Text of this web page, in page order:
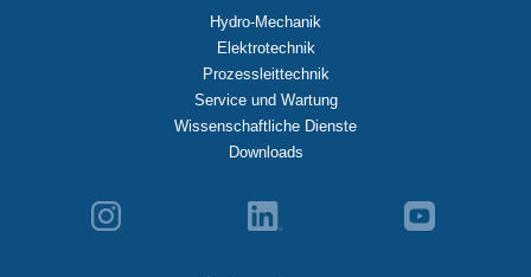
Hydro-Mechanik
Elektrotechnik
Prozessleittechnik
Service und Wartung
Wissenschaftliche Dienste
Downloads